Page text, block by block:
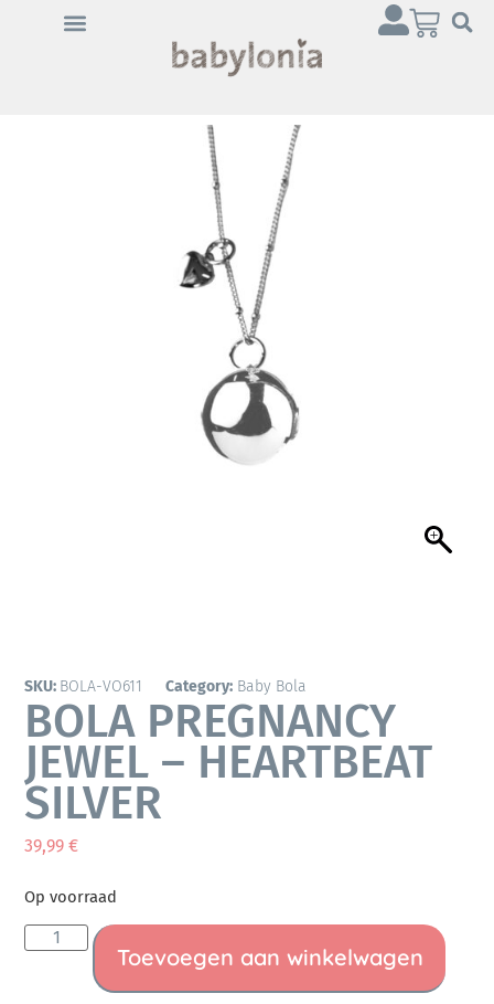
SKU: BOLA-VO611 Category: Baby Bola
BOLA PREGNANCY
JEWEL – HEARTBEAT
SILVER
39,99€
Op voorraad
Toevoegen aan winkelwagen